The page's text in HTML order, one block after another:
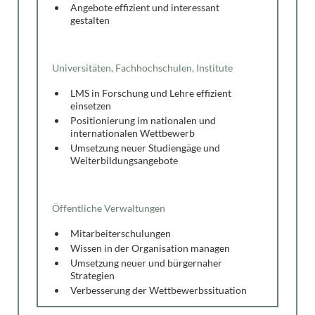
Angebote effizient und interessant
gestalten
Universitäten, Fachhochschulen, Institute
LMS in Forschung und Lehre effizient
einsetzen
Positionierung im nationalen und
internationalen Wettbewerb
Umsetzung neuer Studiengäge und
Weiterbildungsangebote
Öffentliche Verwaltungen
Mitarbeiterschulungen
Wissen in der Organisation managen
Umsetzung neuer und bürgernaher
Strategien
Verbesserung der Wettbewerbssituation